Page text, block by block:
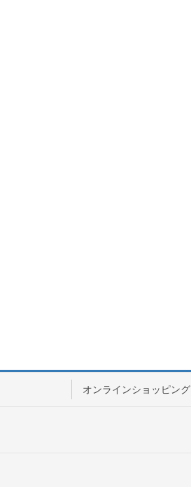
オンラインショッピング